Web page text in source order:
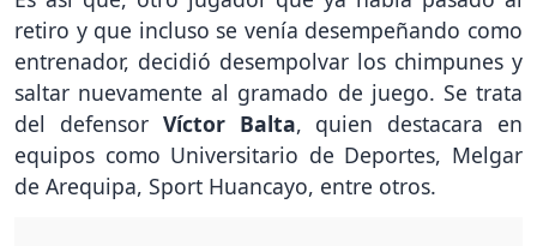
retiro y que incluso se venía desempeñando como
entrenador, decidió desempolvar los chimpunes y
saltar nuevamente al gramado de juego. Se trata
del defensor Víctor Balta, quien destacara en
equipos como Universitario de Deportes, Melgar
de Arequipa, Sport Huancayo, entre otros.